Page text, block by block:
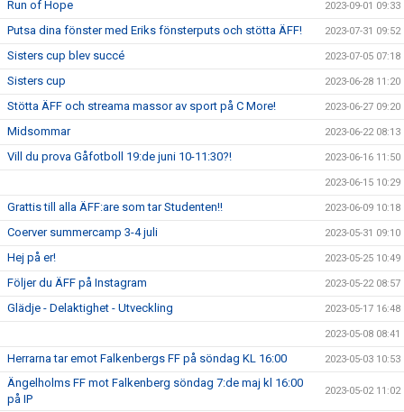
Run of Hope 2023-09-01 09:33
Putsa dina fönster med Eriks fönsterputs och stötta ÄFF! 2023-07-31 09:52
Sisters cup blev succé 2023-07-05 07:18
Sisters cup 2023-06-28 11:20
Stötta ÄFF och streama massor av sport på C More! 2023-06-27 09:20
Midsommar 2023-06-22 08:13
Vill du prova Gåfotboll 19:de juni 10-11:30?! 2023-06-16 11:50
2023-06-15 10:29
Grattis till alla ÄFF:are som tar Studenten!! 2023-06-09 10:18
Coerver summercamp 3-4 juli 2023-05-31 09:10
Hej på er! 2023-05-25 10:49
Följer du ÄFF på Instagram 2023-05-22 08:57
Glädje - Delaktighet - Utveckling 2023-05-17 16:48
2023-05-08 08:41
Herrarna tar emot Falkenbergs FF på söndag KL 16:00 2023-05-03 10:53
Ängelholms FF mot Falkenberg söndag 7:de maj kl 16:00
på IP
2023-05-02 11:02